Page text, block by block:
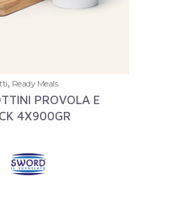
, Ready Meals
PROVOLA E
4X900GR